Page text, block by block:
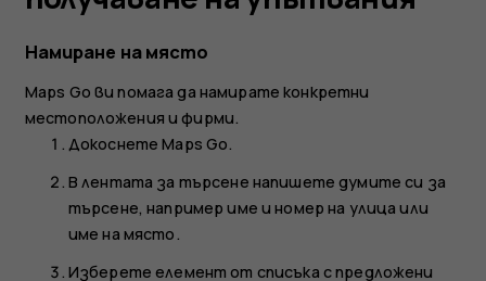
Nokia
2.1
Намиране на място
Maps Go ви помага да намирате конкретни
местоположения и фирми.
ДокоснетеMaps Go.
В лентата за търсене напишете думите си за
търсене, например име и номер на улица или
име на място.
Изберете елемент от списъка с предложени